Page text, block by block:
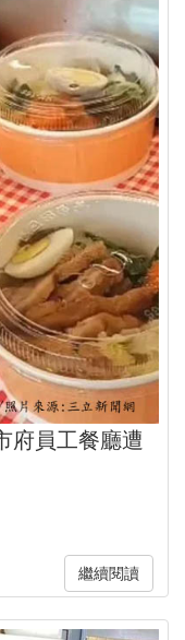
府員工餐廳遭
繼續閱讀